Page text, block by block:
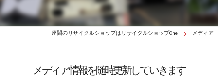
座間のリサイクルショップはリサイクルショップOne メディア
メディア情報を随時更新していきます